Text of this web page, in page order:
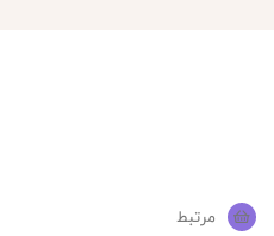
مرتبط